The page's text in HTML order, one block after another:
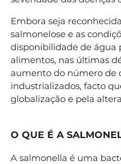
Embora seja
salmonelose e as
disponibilidade de água
alimentos, nas últimas
aumento do número de
industrializados, facto
globalização e pela
O QUE É A
A salmonella é uma